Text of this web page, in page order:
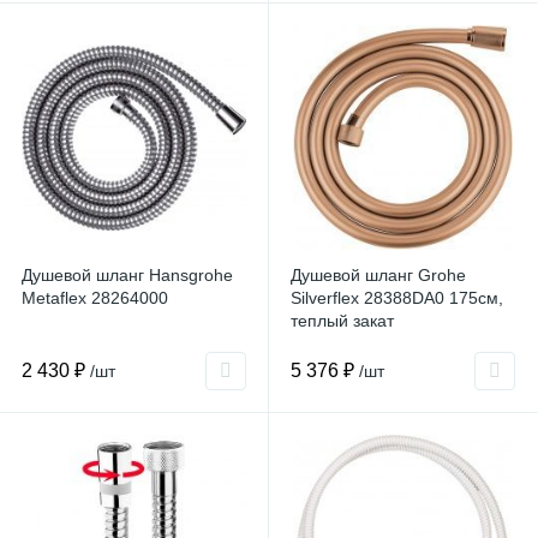
Душевой шланг Hansgrohe
Metaflex 28264000
2 430 ₽ /шт
Душевой шланг Grohe
Silverflex 28388DA0 175см,
теплый закат
5 376 ₽ /шт